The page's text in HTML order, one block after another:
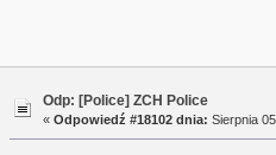
Odp: [Police] ZCH Police
« Odpowiedź #18102 dnia: Sierpnia